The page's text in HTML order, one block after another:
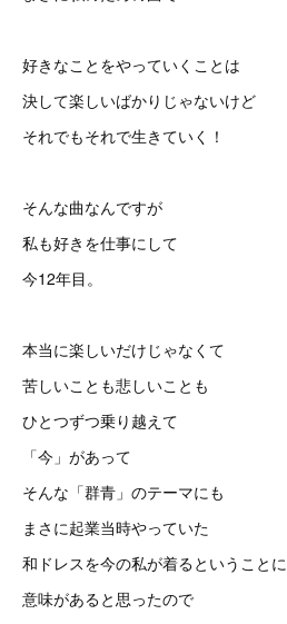
好きなことをやっていくことは
決して楽しいばかりじゃないけど
それでもそれで生きていく！
そんな曲なんですが
私も好きを仕事にして
今12年目。
本当に楽しいだけじゃなくて
苦しいことも悲しいことも
ひとつずつ乗り越えて
「今」があって
そんな「群青」のテーマにも
まさに起業当時やっていた
和ドレスを今の私が着るということに
意味があると思ったので